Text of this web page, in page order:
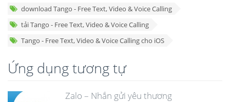
download Tango - Free Text, Video & Voice Calling
tải Tango - Free Text, Video & Voice Calling
Tango - Free Text, Video & Voice Calling cho iOS
Ứng dụng tương tự
Zalo – Nhắn gửi yêu thương